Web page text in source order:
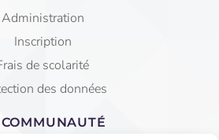
Administration
Inscription
de scolarité
des données